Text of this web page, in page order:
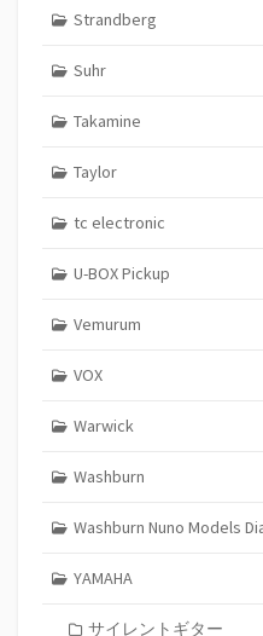
Strandberg
Suhr
Takamine
Taylor
tc electronic
U-BOX Pickup
Vemurum
VOX
Warwick
Washburn
Washburn Nuno Models
YAMAHA
サイレントギター